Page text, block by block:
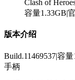
版本介绍
Build.11469537|容
手柄